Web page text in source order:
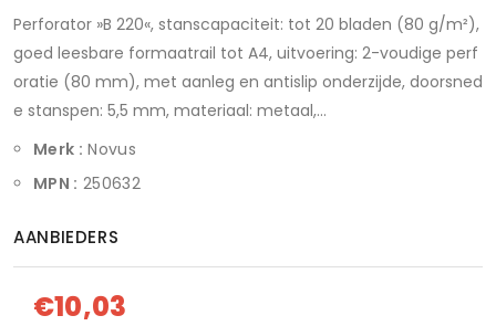
Perforator »B 220«, stanscapaciteit: tot 20 bladen (80 g/m²),
goed leesbare formaatrail tot A4, uitvoering: 2-voudige perf
oratie (80 mm), met aanleg en antislip onderzijde, doorsned
e stanspen: 5,5 mm, materiaal: metaal,...
Merk : Novus
MPN : 250632
AANBIEDERS
€10,03